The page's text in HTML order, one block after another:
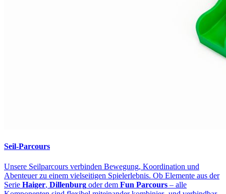
Seil-Parcours
Unsere Seilparcours verbinden Bewegung, Koordination und
Abenteuer zu einem vielseitigen Spielerlebnis. Ob Elemente aus der
Serie Haiger, Dillenburg oder dem Fun Parcours – alle